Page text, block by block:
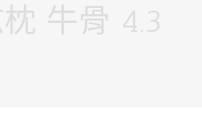
牛骨 4.3